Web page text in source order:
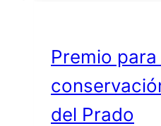
Premio para
del Prado